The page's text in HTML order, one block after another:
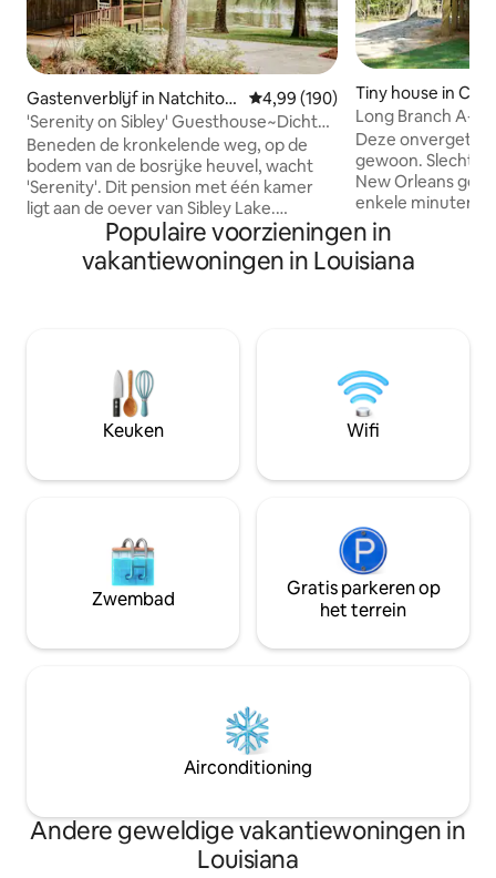
Gastenverblijf in Natchitoc
hes
Gemiddelde beoordeling van
4,99 (190)
'Serenity on Sibley' Guesthouse~Dichtbij
het centrum
Beneden de kronkelende weg, op de
bodem van de bosrijke heuvel, wacht
'Serenity'. Dit pension met één kamer
ligt aan de oever van Sibley Lake.
Ontspan en geniet van de
zonsondergangen vanaf de
afgeschermde veranda. Maximaal vier
Een waterfiets, kajaks en zwemvesten
zijn beschikbaar voor gebruik tijdens je
verblijf. Verhuurders wonen op en aan
de overkant van het Serenity
minuten van de stad.
Tiny house in
Long Branch A-
Deze
gewoon. Slechts
New Orleans
enkele minuten
centrum van
Northshore te
muziek, lekker
de
steegje klinkt
slechts een paar
nieuwe openbare
Populaire voorzieningen in
vakantiewoningen in Louisiana
Keuken Wifi
Zwembad
Gratis parkeren op
het terrein
Airconditioning
Andere geweldige vakantiewoningen in
Louisiana